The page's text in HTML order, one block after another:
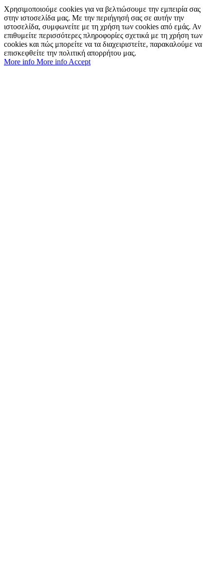
Χρησιμοποιούμε cookies για να βελτιώσουμε την εμπειρία σας
στην ιστοσελίδα μας. Με την περιήγησή σας σε αυτήν την
ιστοσελίδα, συμφωνείτε με τη χρήση των cookies από εμάς. Αν
επιθυμείτε περισσότερες πληροφορίες σχετικά με τη χρήση των
cookies και πώς μπορείτε να τα διαχειριστείτε, παρακαλούμε να
επισκεφθείτε την πολιτική απορρήτου μας.
More info More info Accept